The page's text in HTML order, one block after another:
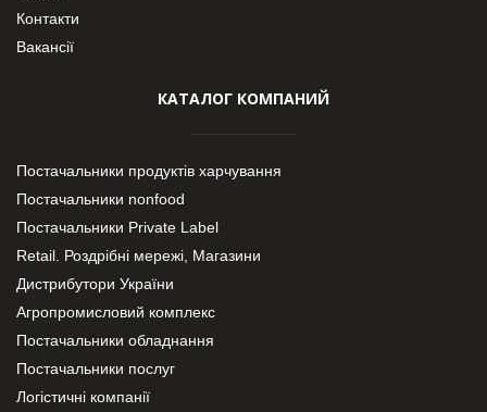
Контакти
Вакансії
КАТАЛОГ КОМПАНИЙ
Постачальники продуктів харчування
Постачальники nonfood
Постачальники Private Label
Retail. Роздрібні мережі, Магазини
Дистрибутори України
Агропромисловий комплекс
Постачальники обладнання
Постачальники послуг
Логістичні компанії